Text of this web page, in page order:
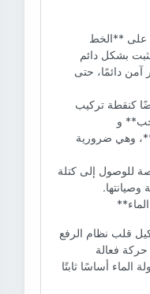
على **الخط
بشكل دائم
آمن دائمًا، حتى
كنقطة تركيب
و
وهي ضرورية
للوصول إلى كتلة
وصيانتها.
قلب نظام الرفع
فعالة
الماء أساسًا ثابتًا